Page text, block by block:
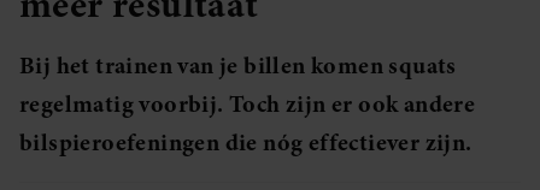
Bij het trainen van je billen komen squats
regelmatig voorbij. Toch zijn er ook andere
bilspieroefeningen die nóg effectiever zijn.